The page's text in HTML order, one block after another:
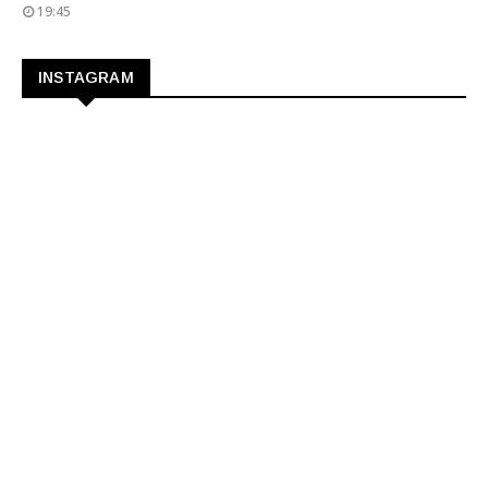
19:45
INSTAGRAM